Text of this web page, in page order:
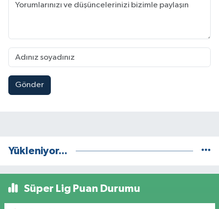
Gönder
Yükleniyor...
Süper Lig Puan Durumu